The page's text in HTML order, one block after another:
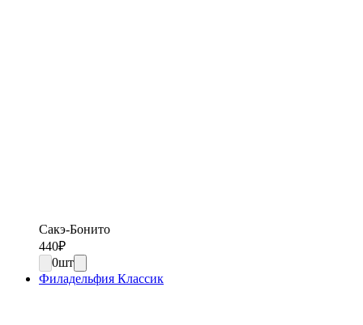
Сакэ-Бонито
440₽
0шт
Филадельфия Классик